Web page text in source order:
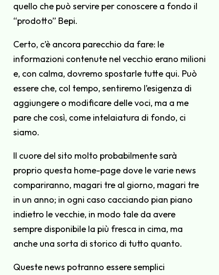
quello che può servire per conoscere a fondo il
“prodotto” Bepi.
Certo, c’è ancora parecchio da fare: le
informazioni contenute nel vecchio erano milioni
e, con calma, dovremo spostarle tutte qui. Può
essere che, col tempo, sentiremo l’esigenza di
aggiungere o modificare delle voci, ma a me
pare che così, come intelaiatura di fondo, ci
siamo.
Il cuore del sito molto probabilmente sarà
proprio questa home-page dove le varie news
compariranno, magari tre al giorno, magari tre
in un anno; in ogni caso cacciando pian piano
indietro le vecchie, in modo tale da avere
sempre disponibile la più fresca in cima, ma
anche una sorta di storico di tutto quanto.
Queste news potranno essere semplici